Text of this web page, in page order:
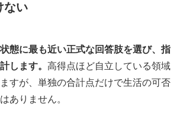
ない
態に最も近い正式な回答肢を選び、指
します。 高得点ほど自立している領域
すが、単独の合計点だけで生活の可否
ありません。